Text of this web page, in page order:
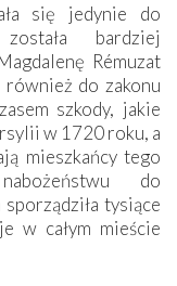
się jedynie do
bardziej
Rémuzat
również do zakonu
szkody, jakie
w 1720 roku, a
mieszkańcy tego
do
tysiące
w całym mieście